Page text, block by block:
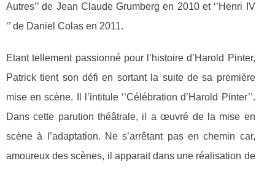
Autres’’ de Jean Claude Grumberg en 2010 et ‘’Henri IV
‘’ de Daniel Colas en 2011.
Etant tellement passionné pour l’histoire d’Harold Pinter,
Patrick tient son défi en sortant la suite de sa première
mise en scène. Il l’intitule ‘’Célébration d’Harold Pinter’’.
Dans cette parution théâtrale, il a œuvré de la mise en
scène à l’adaptation. Ne s’arrêtant pas en chemin car,
amoureux des scènes, il apparait dans une réalisation de